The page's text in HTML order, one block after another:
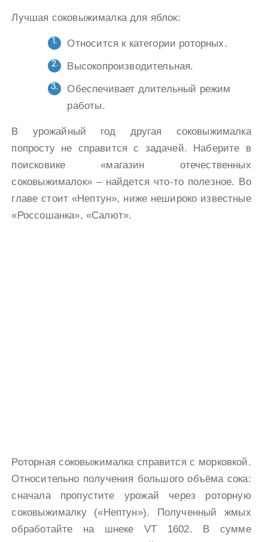
Лучшая соковыжималка для яблок:
Относится к категории роторных.
Высокопроизводительная.
Обеспечивает длительный режим
работы.
В урожайный год другая соковыжималка
попросту не справится с задачей. Наберите в
поисковике «магазин отечественных
соковыжималок» – найдется что-то полезное. Во
главе стоит «Нептун», ниже нешироко известные
«Россошанка», «Салют».
Роторная соковыжималка справится с морковкой.
Относительно получения большого объёма сока:
сначала пропустите урожай через роторную
соковыжималку («Нептун»). Полученный жмых
обработайте на шнеке VT 1602. В сумме